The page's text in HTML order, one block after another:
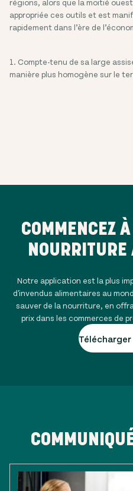
régions, alors que la moitié
appropriée ces outils et est
rapidement dans l’ère de
1. Compte-tenu de sa large
manière plus homogène sur le
COMMENCEZ
Notre application est la plus
d'invendus alimentaires au
sauver de la nourriture, en
prix dans les commerces de